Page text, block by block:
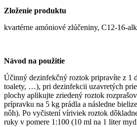
Zloženie produktu
kvartérne amóniové zlúčeniny, C12-16-
Návod na použitie
Účinný dezinfekčný roztok pripravíte z 1
toalety, …), pri dezinfekcii uzavretých
plochy aplikujte zriedený roztok
prípravku na 5 kg prádla a následne
nôh). Po vyčistení víriviek roztok
ruky v pomere 1:100 (10 ml na 1 liter